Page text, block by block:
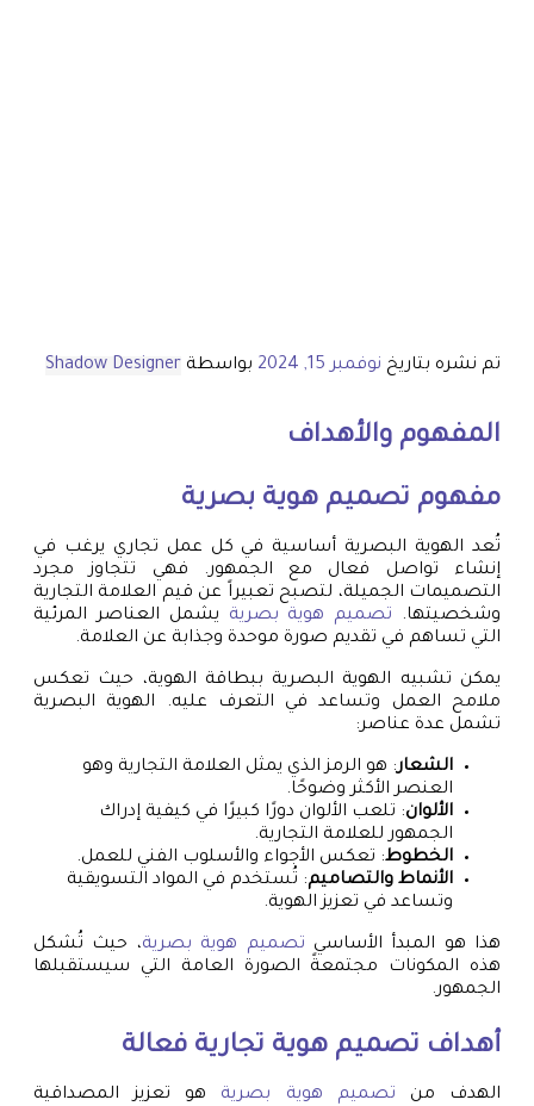
تم نشره بتاريخ نوفمبر 15, 2024 بواسطة Shadow Designer
المفهوم والأهداف
مفهوم تصميم هوية بصرية
تُعد الهوية البصرية أساسية في كل عمل تجاري يرغب في
إنشاء تواصل فعال مع الجمهور. فهي تتجاوز مجرد
التصميمات الجميلة، لتصبح تعبيراً عن قيم العلامة التجارية
وشخصيتها. تصميم هوية بصرية يشمل العناصر المرئية
التي تساهم في تقديم صورة موحدة وجذابة عن العلامة.
يمكن تشبيه الهوية البصرية ببطاقة الهوية، حيث تعكس
ملامح العمل وتساعد في التعرف عليه. الهوية البصرية
تشمل عدة عناصر:
الشعار: هو الرمز الذي يمثل العلامة التجارية وهو
العنصر الأكثر وضوحًا.
الألوان: تلعب الألوان دورًا كبيرًا في كيفية إدراك
الجمهور للعلامة التجارية.
الخطوط: تعكس الأجواء والأسلوب الفني للعمل.
الأنماط والتصاميم: تُستخدم في المواد التسويقية
وتساعد في تعزيز الهوية.
هذا هو المبدأ الأساسي تصميم هوية بصرية، حيث تُشكل
هذه المكونات مجتمعةً الصورة العامة التي سيستقبلها
الجمهور.
أهداف تصميم هوية تجارية فعالة
الهدف من تصميم هوية بصرية هو تعزيز المصداقية